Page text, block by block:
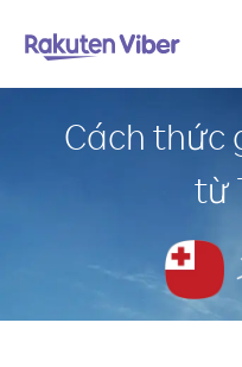
Cách thức
từ